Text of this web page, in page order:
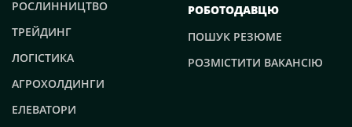
РОСЛИННИЦТВО
ТРЕЙДИНГ
ЛОГІСТИКА
АГРОХОЛДИНГИ
ЕЛЕВАТОРИ
РОБОТОДАВЦЮ
ПОШУК РЕЗЮМЕ
РОЗМІСТИТИ ВАКАНСІЮ